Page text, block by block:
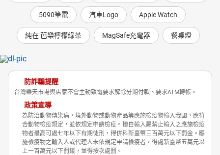
5090筆電 汽車Logo Apple Watch
純在 芭樂檸檬綠茶 MagSafe充電器 餐桌燈
防詐騙提醒
台灣樂天市場與店家不會主動致電要求解除分期付款、要求ATM轉帳。
政策宣導
為防治動物傳染病，境外動物或動物產品等應施檢疫物輸入我國，應符
合動物檢疫規定，並依規定申請檢疫。擅自輸入屬禁止輸入之應施檢疫
物者最高可處七年以下有期徒刑，得併科新臺幣三百萬元以下罰金。應
施檢疫物之輸入人或代理人未依規定申請檢疫者，得處新臺幣五萬元以
上一百萬元以下罰鍰，並得按次處罰。